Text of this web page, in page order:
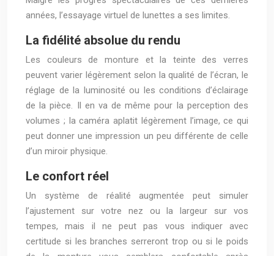
années, l’essayage virtuel de lunettes a ses limites.
La fidélité absolue du rendu
Les couleurs de monture et la teinte des verres
peuvent varier légèrement selon la qualité de l’écran, le
réglage de la luminosité ou les conditions d’éclairage
de la pièce. Il en va de même pour la perception des
volumes ; la caméra aplatit légèrement l’image, ce qui
peut donner une impression un peu différente de celle
d’un miroir physique.
Le confort réel
Un système de réalité augmentée peut simuler
l’ajustement sur votre nez ou la largeur sur vos
tempes, mais il ne peut pas vous indiquer avec
certitude si les branches serreront trop ou si le poids